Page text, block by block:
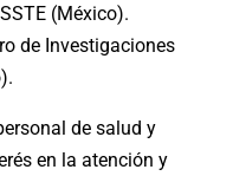
(México).
de Investigaciones
de salud y
en la atención y